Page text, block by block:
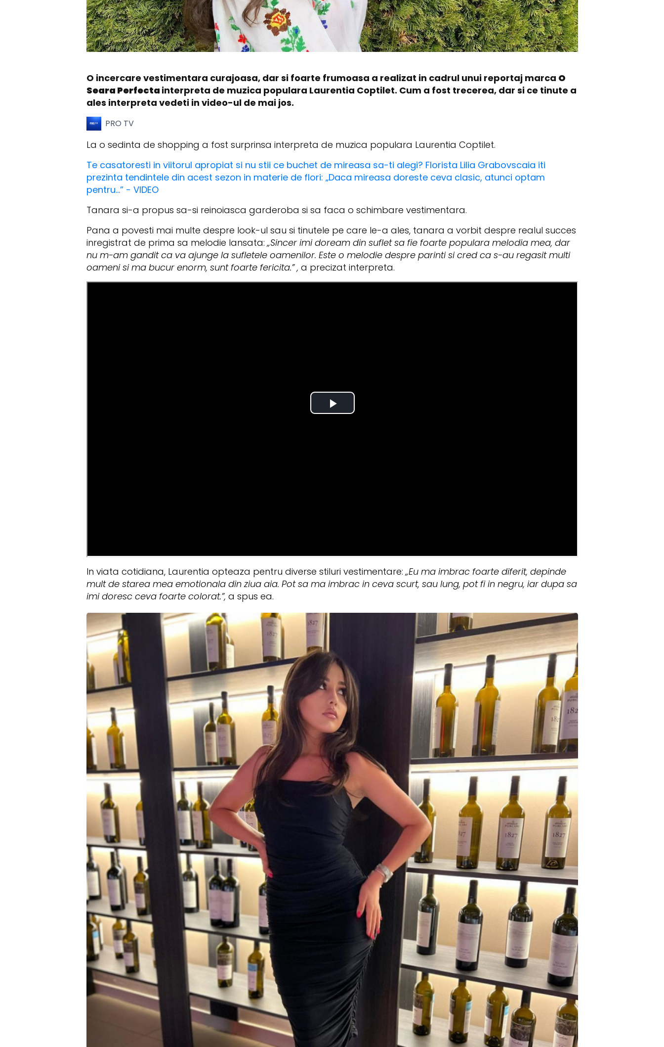
O incercare vestimentara curajoasa, dar si foarte frumoasa a realizat in cadrul unui reportaj marca O
Seara Perfecta interpreta de muzica populara Laurentia Coptilet. Cum a fost trecerea, dar si ce tinute a
ales interpreta vedeti in video-ul de mai jos.
PRO TV
La o sedinta de shopping a fost surprinsa interpreta de muzica populara Laurentia Coptilet.
Te casatoresti in viitorul apropiat si nu stii ce buchet de mireasa sa-ti alegi? Florista Lilia Grabovscaia iti
prezinta tendintele din acest sezon in materie de flori: „Daca mireasa doreste ceva clasic, atunci optam
pentru...” - VIDEO
Tanara si-a propus sa-si reinoiasca garderoba si sa faca o schimbare vestimentara.
Pana a povesti mai multe despre look-ul sau si tinutele pe care le-a ales, tanara a vorbit despre realul succes
inregistrat de prima sa melodie lansata:„Sincer imi doream din suflet sa fie foarte populara melodia mea, dar
nu m-am gandit ca va ajunge la sufletele oamenilor. Este o melodie despre parinti si cred ca s-au regasit multi
oameni si ma bucur enorm, sunt foarte fericita.” , a precizat interpreta.
In viata cotidiana, Laurentia opteaza pentru diverse stiluri vestimentare:„Eu ma imbrac foarte diferit, depinde
mult de starea mea emotionala din ziua aia. Pot sa ma imbrac in ceva scurt, sau lung, pot fi in negru, iar dupa sa
imi doresc ceva foarte colorat.”, a spus ea.